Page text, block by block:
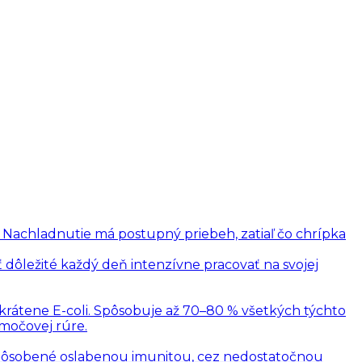
má postupný priebeh, zatiaľ čo chrípka
každý deň intenzívne pracovať na svojej
E-coli. Spôsobuje až 70–80 % všetkých týchto
rúre.
oslabenou imunitou, cez nedostatočnou